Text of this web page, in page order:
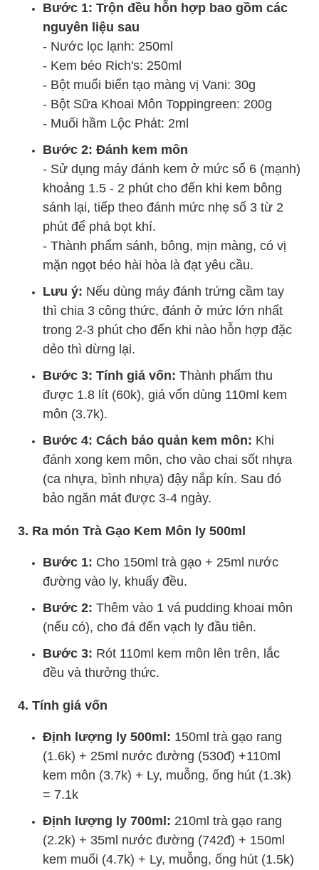
Bước 1: Trộn đều hỗn hợp bao gồm các
nguyên liệu sau
- Nước lọc lạnh: 250ml
- Kem béo Rich's: 250ml
- Bột muối biển tạo màng vị Vani: 30g
- Bột Sữa Khoai Môn Toppingreen: 200g
- Muối hầm Lộc Phát: 2ml
Bước 2: Đánh kem môn
- Sử dụng máy đánh kem ở mức số 6 (mạnh)
khoảng 1.5 - 2 phút cho đến khi kem bông
sánh lại, tiếp theo đánh mức nhẹ số 3 từ 2
phút để phá bọt khí.
- Thành phẩm sánh, bông, mịn màng, có vị
mặn ngọt béo hài hòa là đạt yêu cầu.
Lưu ý: Nếu dùng máy đánh trứng cầm tay
thì chia 3 công thức, đánh ở mức lớn nhất
trong 2-3 phút cho đến khi nào hỗn hợp đặc
dẻo thì dừng lại.
Bước 3: Tính giá vốn: Thành phẩm thu
được 1.8 lít (60k), giá vốn dùng 110ml kem
môn (3.7k).
Bước 4: Cách bảo quản kem môn: Khi
đánh xong kem môn, cho vào chai sốt nhựa
(ca nhựa, bình nhựa) đậy nắp kín. Sau đó
bảo ngăn mát được 3-4 ngày.
3. Ra món Trà Gạo Kem Môn ly 500ml
Bước 1: Cho 150ml trà gạo + 25ml nước
đường vào ly, khuấy đều.
Bước 2: Thêm vào 1 vá pudding khoai môn
(nếu có), cho đá đến vạch ly đầu tiên.
Bước 3: Rót 110ml kem môn lên trên, lắc
đều và thưởng thức.
4. Tính giá vốn
Định lượng ly 500ml: 150ml trà gạo rang
(1.6k) + 25ml nước đường (530đ) +110ml
kem môn (3.7k) + Ly, muỗng, ống hút (1.3k)
= 7.1k
Định lượng ly 700ml: 210ml trà gạo rang
(2.2k) + 35ml nước đường (742đ) + 150ml
kem muối (4.7k) + Ly, muỗng, ống hút (1.5k)